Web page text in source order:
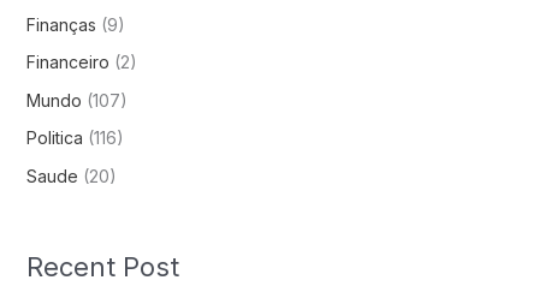
Finanças (9)
Financeiro (2)
Mundo (107)
Politica (116)
Saude (20)
Recent Post